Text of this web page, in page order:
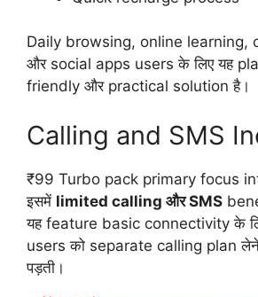
Daily browsing, online learning,
और social apps users के लिए यह
friendly और practical solution है।
Calling and SMS
₹99 Turbo pack primary focus
इसमें limited calling और SMS
यह feature basic connectivity के
users को separate calling plan
पड़ती।